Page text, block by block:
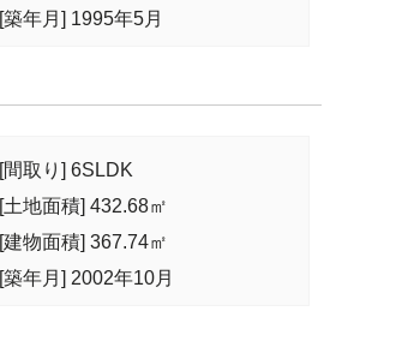
[築年月] 1995年5月
[間取り] 6SLDK
[土地面積] 432.68㎡
[建物面積] 367.74㎡
[築年月] 2002年10月